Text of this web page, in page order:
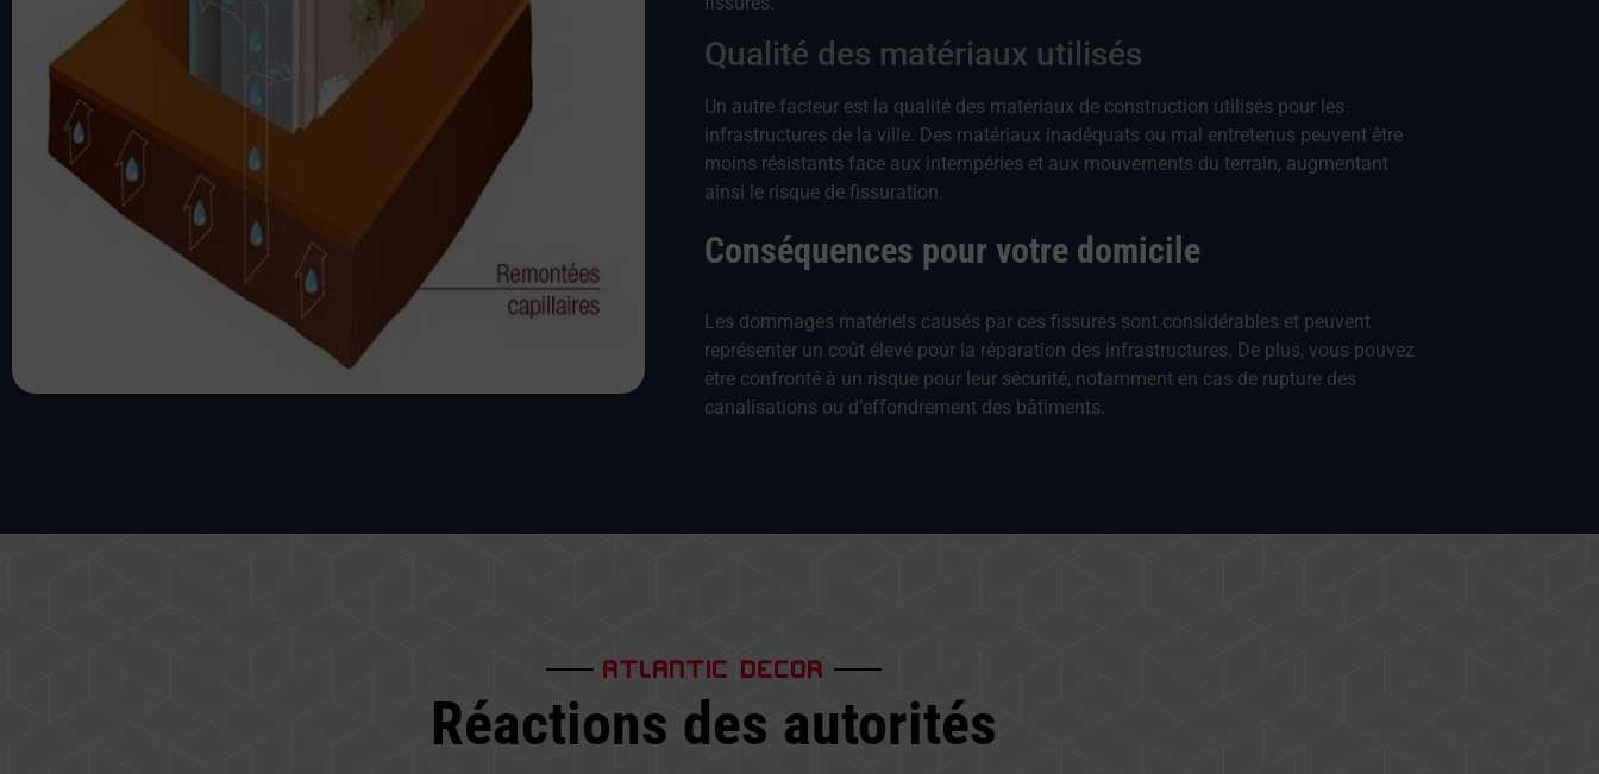
Qualité des matériaux utilisés
Un autre facteur est la qualité des matériaux de construction utilisés pour les
infrastructures de la ville. Des matériaux inadéquats ou mal entretenus peuvent être
moins résistants face aux intempéries et aux mouvements du terrain, augmentant
ainsi le risque de fissuration.
Conséquences pour votre domicile
Les dommages matériels causés par ces fissures sont considérables et peuvent
représenter un coût élevé pour la réparation des infrastructures. De plus, vous pouvez
être confronté à un risque pour leur sécurité, notamment en cas de rupture des
canalisations ou d’effondrement des bâtiments.
ATLANTIC DECOR
Réactions des autorités